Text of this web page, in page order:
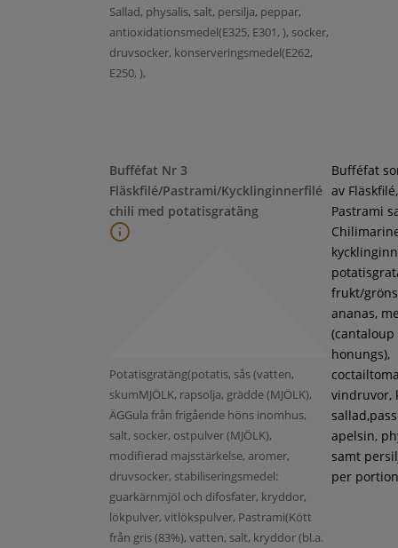
Sallad, physalis, salt, persilja, peppar,
antioxidationsmedel(E325, E301, ), socker,
druvsocker, konserveringsmedel(E262,
E250, ),
Bufféfat Nr 3
Fläskfilé/Pastrami/Kycklinginnerfilé
chili med potatisgratäng
Potatisgratäng(potatis, sås (vatten,
skumMJÖLK, rapsolja, grädde (MJÖLK),
ÄGGula från frigående höns inomhus,
salt, socker, ostpulver (MJÖLK),
modifierad majsstärkelse, aromer,
druvsocker, stabiliseringsmedel:
guarkärnmjöl och difosfater, kryddor,
lökpulver, vitlökspulver, Pastrami(Kött
från gris (83%), vatten, salt, kryddor (bl.a.
Bufféfat
av Fläskfilé,
Pastrami
frukt/
ananas,
(cantaloup
honungs),
vindruvor,
apelsin,
samt
per